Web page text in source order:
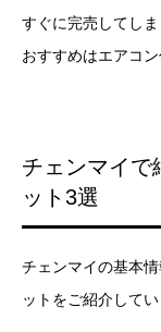
すぐに完売してし
おすすめはエアコ
チェンマイで
ット3選
チェンマイの基本
ットをご紹介してい